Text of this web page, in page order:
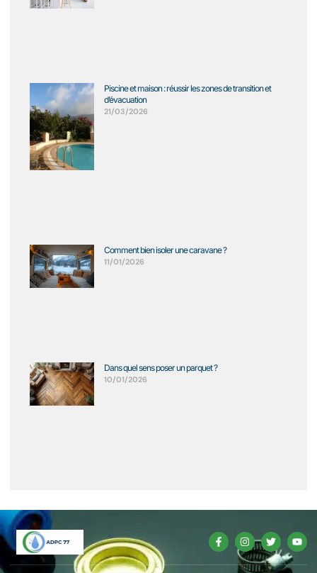
Piscine et maison : réussir les zones de transition et
d’évacuation
21/03/2026
Comment bien isoler une caravane ?
11/01/2026
Dans quel sens poser un parquet ?
10/01/2026